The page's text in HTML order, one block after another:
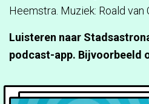
Heemstra. Muziek: Roald van
Luisteren naar
podcast-app. Bijvoorbeeld